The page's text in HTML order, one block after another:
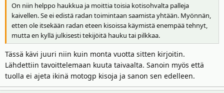
On niin helppo haukkua ja moittia toisia kotisohvalta palleja
kaivellen. Se ei edistä radan toimintaan saamista yhtään. Myönnän,
etten ole itsekään radan eteen kisoissa käymistä enempää tehnyt,
mutta en kyllä julkisesti tekijöitä hauku tai pilkkaa.
Tässä kävi juuri niin kuin monta vuotta sitten kirjoitin.
Lähdettiin tavoittelemaan kuuta taivaalta. Sanoin myös että
tuolla ei ajeta ikinä motogp kisoja ja sanon sen edelleen.